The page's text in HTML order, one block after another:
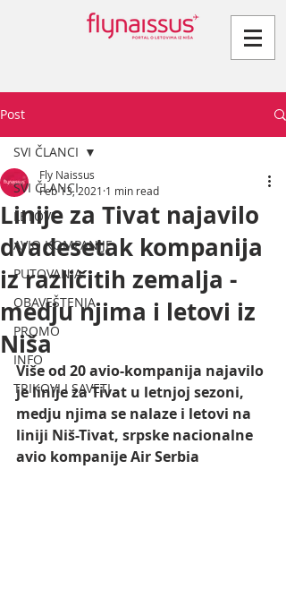
Post
SVI ČLANCI
LETOVI
AVIO KOMPANIJE
PUTOVANJA
OBAVEŠTENJA
PROMO
INFO
TRIKOVI I SAVETI
SVI ČLANCI
Linije za Tivat najavilo
dvadesetak kompanija
iz različitih zemalja -
medju njima i letovi iz
Niša
Fly Naissus
Feb 13, 2021 1 min read
Više od 20 avio-kompanija najavilo
je linije za Tivat u letnjoj sezoni,
medju njima se nalaze i letovi na
liniji Niš-Tivat, srpske nacionalne
avio kompanije Air Serbia